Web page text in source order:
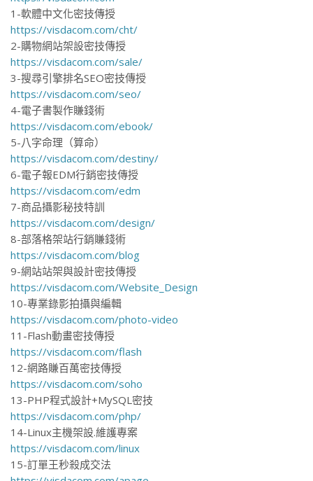
1-軟體中文化密技傳授
https://visdacom.com/cht/
2-購物網站架設密技傳授
https://visdacom.com/sale/
3-搜尋引擎排名SEO密技傳授
https://visdacom.com/seo/
4-電子書製作賺錢術
https://visdacom.com/ebook/
5-八字命理（算命）
https://visdacom.com/destiny/
6-電子報EDM行銷密技傳授
https://visdacom.com/edm
7-商品攝影秘技特訓
https://visdacom.com/design/
8-部落格架站行銷賺錢術
https://visdacom.com/blog
9-網站站架與設計密技傳授
https://visdacom.com/Website_Design
10-專業錄影拍攝與編輯
https://visdacom.com/photo-video
11-Flash動畫密技傳授
https://visdacom.com/flash
12-網路賺百萬密技傳授
https://visdacom.com/soho
13-PHP程式設計+MySQL密技
https://visdacom.com/php/
14-Linux主機架設.維護專案
https://visdacom.com/linux
15-訂單王秒殺成交法